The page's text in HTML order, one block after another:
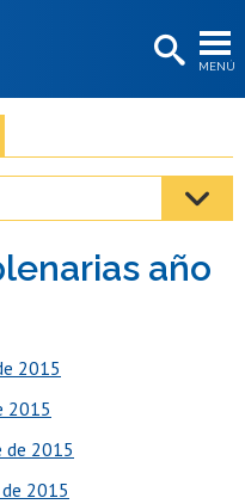
MENÚ
os
os
año
2015
2015
de 2015
2015